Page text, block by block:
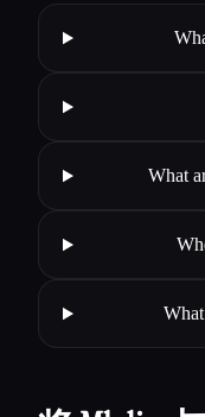
What